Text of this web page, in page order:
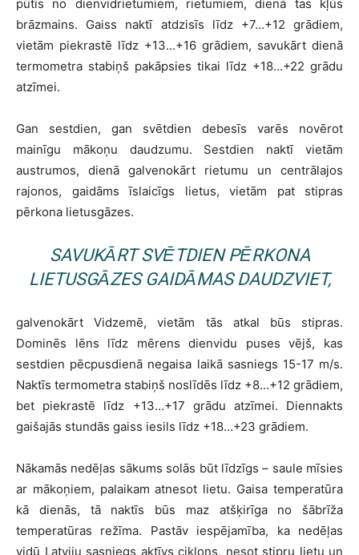
pūtīs no dienvidrietumiem, rietumiem, dienā tas kļūs
brāzmains. Gaiss naktī atdzisīs līdz +7…+12 grādiem,
vietām piekrastē līdz +13…+16 grādiem, savukārt dienā
termometra stabiņš pakāpsies tikai līdz +18…+22 grādu
atzīmei.
Gan sestdien, gan svētdien debesīs varēs novērot
mainīgu mākoņu daudzumu. Sestdien naktī vietām
austrumos, dienā galvenokārt rietumu un centrālajos
rajonos, gaidāms īslaicīgs lietus, vietām pat stipras
pērkona lietusgāzes.
SAVUKĀRT SVĒTDIEN PĒRKONA
LIETUSGĀZES GAIDĀMAS DAUDZVIET,
galvenokārt Vidzemē, vietām tās atkal būs stipras.
Dominēs lēns līdz mērens dienvidu puses vējš, kas
sestdien pēcpusdienā negaisa laikā sasniegs 15-17 m/s.
Naktīs termometra stabiņš noslīdēs līdz +8…+12 grādiem,
bet piekrastē līdz +13…+17 grādu atzīmei. Diennakts
gaišajās stundās gaiss iesils līdz +18…+23 grādiem.
Nākamās nedēļas sākums solās būt līdzīgs – saule mīsies
ar mākoņiem, palaikam atnesot lietu. Gaisa temperatūra
kā dienās, tā naktīs būs maz atšķirīga no šābrīža
temperatūras režīma. Pastāv iespējamība, ka nedēļas
vidū Latviju sasniegs aktīvs ciklons, nesot stipru lietu un